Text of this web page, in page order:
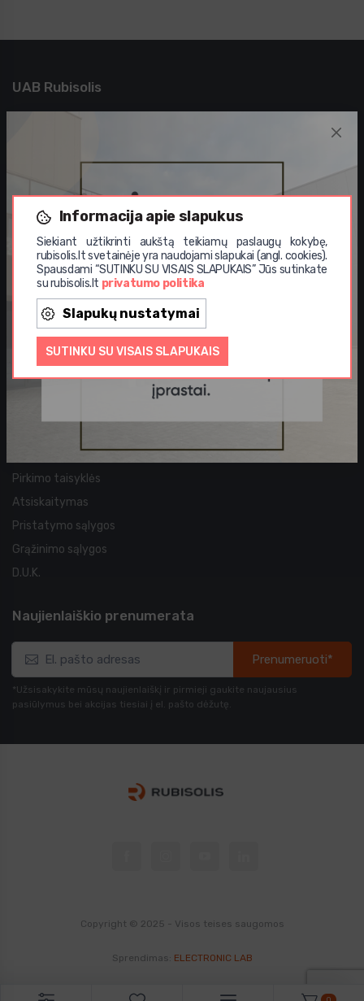
Informacija apie slapukus
Siekiant užtikrinti aukštą teikiamų paslaugų kokybę,
rubisolis.lt svetainėje yra naudojami slapukai (angl. cookies).
Spausdami “SUTINKU SU VISAIS SLAPUKAIS” Jūs sutinkate
su rubisolis.lt privatumo politika
Slapukų nustatymai
SUTINKU SU VISAIS SLAPUKAIS
UAB Rubisolis
Sprendimai verslui
Įgyvendinti projektai
Didmeninė prekyba
Vystomi projektai
Aktualijos
Akcijos
Straipsniai
Naujos prekės
Pirkimo sąlygos
Pirkimo taisyklės
Atsiskaitymas
Pristatymo sąlygos
Grąžinimo sąlygos
D.U.K.
Naujienlaiškio prenumerata
Prenumeruoti*
*Užsisakykite mūsų naujienlaiškį ir pirmieji gaukite naujausius
pasiūlymus bei akcijas tiesiai į el. pašto dėžutę.
Copyright © 2025 - Visos teises saugomos
Sprendimas: ELECTRONIC LAB